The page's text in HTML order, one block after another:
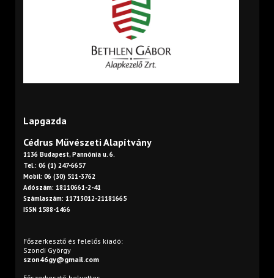
Lapgazda
Cédrus Művészeti Alapítvány
1136 Budapest, Pannónia u. 6.
Tel.: 06 (1) 247-6657
Mobil: 06 (30) 511-3762
Adószám: 18110661-2-41
Számlaszám: 11713012-21181665
ISSN 1588-1466
Főszerkesztő és felelős kiadó:
Szondi György
szon46gy@gmail.com